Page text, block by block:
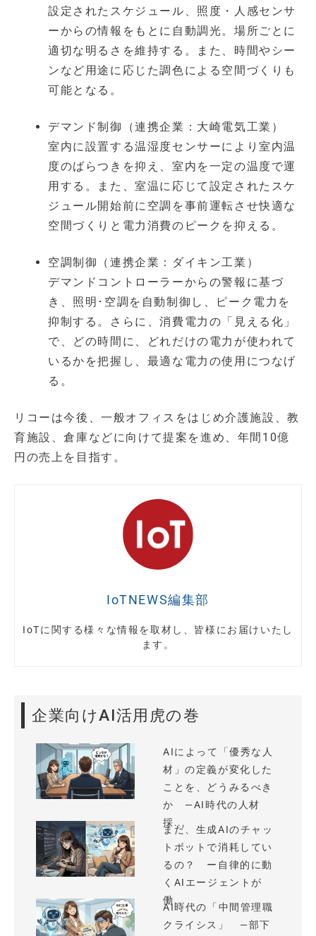
設定されたスケジュール、照度・人感センサ
ーからの情報をもとに自動調光。場所ごとに
適切な明るさを維持する。また、時間やシー
ンなど用途に応じた調色による空間づくりも
可能となる。
デマンド制御（連携企業：大崎電気工業）
室内に設置する温湿度センサーにより室内温
度のばらつきを抑え、室内を一定の温度で運
用する。また、室温に応じて設定されたスケ
ジュール開始前に空調を事前運転させ快適な
空間づくりと電力消費のピークを抑える。
空調制御（連携企業：ダイキン工業）
デマンドコントローラーからの警報に基づ
き、照明･空調を自動制御し、ピーク電力を
抑制する。さらに、消費電力の「見える化」
で、どの時間に、どれだけの電力が使われて
いるかを把握し、最適な電力の使用につなげ
る。
リコーは今後、一般オフィスをはじめ介護施設、教
育施設、倉庫などに向けて提案を進め、年間10億
円の売上を目指す。
IoTNEWS編集部
IoTに関する様々な情報を取材し、皆様にお届けいたし
ます。
企業向けAI活用虎の巻
AIによって「優秀な人
材」の定義が変化した
ことを、どうみるべき
か —AI時代の人材
採...
まだ、生成AIのチャッ
トボットで消耗してい
るの？ ー自律的に動
くAIエージェントが
働...
AI時代の「中間管理職
クライシス」 —部下